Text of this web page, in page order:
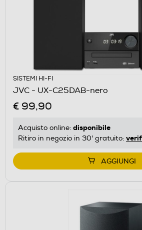
SISTEMI HI-FI
JVC - UX-C25DAB-nero
€ 99,90
Acquisto online: disponibile
Ritiro in negozio in 30' gratuito:
AGGIUNGI